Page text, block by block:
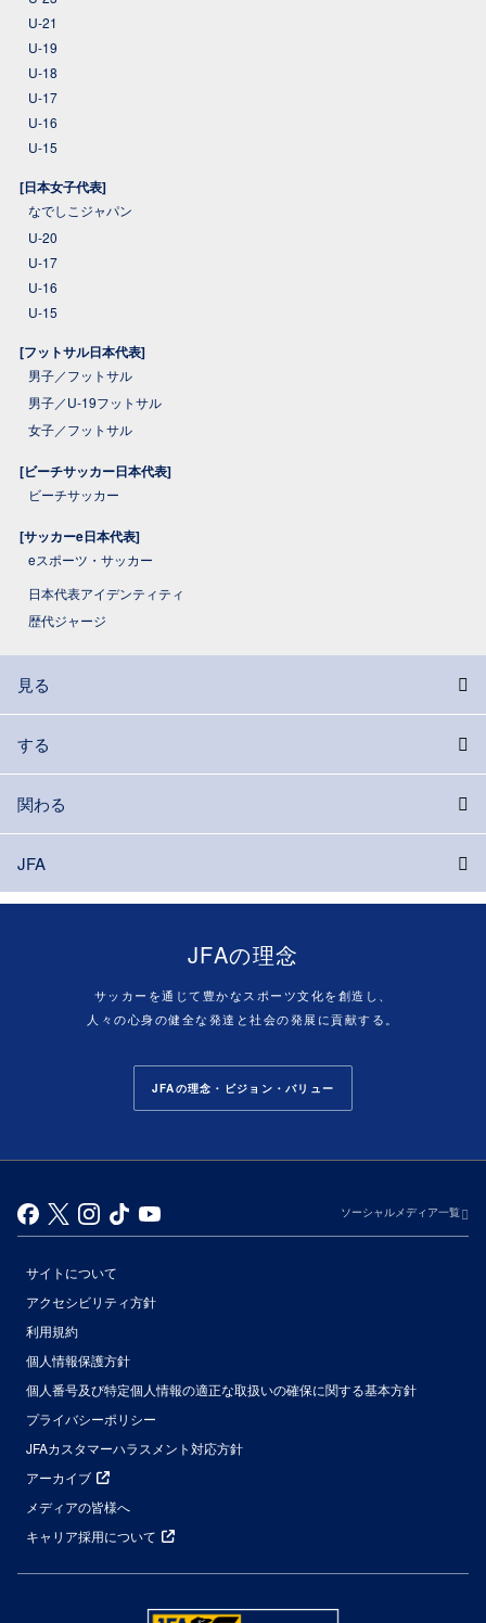
U-21
U-19
U-18
U-17
U-16
U-15
[日本女子代表]
なでしこジャパン
U-20
U-17
U-16
U-15
[フットサル日本代表]
男子／フットサル
男子／U-19フットサル
女子／フットサル
[ビーチサッカー日本代表]
ビーチサッカー
[サッカーe日本代表]
eスポーツ・サッカー
日本代表アイデンティティ
歴代ジャージ
見る
する
関わる
JFA
JFAの理念
サッカーを通じて豊かなスポーツ文化を創造し、
人々の心身の健全な発達と社会の発展に貢献する。
JFAの理念・ビジョン・バリュー
ソーシャルメディア一覧
サイトについて
アクセシビリティ方針
利用規約
個人情報保護方針
個人番号及び特定個人情報の適正な取扱いの確保に関する基本方針
プライバシーポリシー
JFAカスタマーハラスメント対応方針
アーカイブ
メディアの皆様へ
キャリア採用について